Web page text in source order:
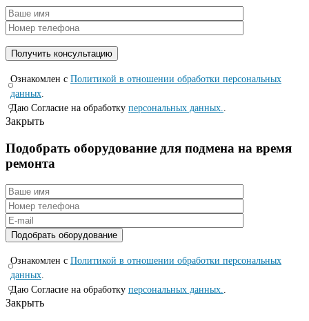
Ознакомлен с Политикой в отношении обработки персональных
данных.
Даю Согласие на обработку персональных данных..
Закрыть
Подобрать оборудование для подмена на время
ремонта
Ознакомлен с Политикой в отношении обработки персональных
данных
Даю Согласие на обработку персональных данных.
Закрыть